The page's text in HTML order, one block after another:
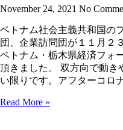
November 24, 2021 No
ベトナム社会主義共和国の
団、企業訪問団が１１月２
ベトナム・栃木県経済フォ
頂きました。 双方向で動き
い限りです。アフターコロ
Read More »